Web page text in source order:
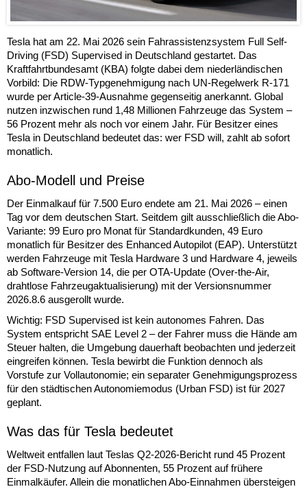
Tesla hat am 22. Mai 2026 sein Fahrassistenzsystem Full Self-
Driving (FSD) Supervised in Deutschland gestartet. Das
Kraftfahrtbundesamt (KBA) folgte dabei dem niederländischen
Vorbild: Die RDW-Typgenehmigung nach UN-Regelwerk R-171
wurde per Article-39-Ausnahme gegenseitig anerkannt. Global
nutzen inzwischen rund 1,48 Millionen Fahrzeuge das System –
56 Prozent mehr als noch vor einem Jahr. Für Besitzer eines
Tesla in Deutschland bedeutet das: wer FSD will, zahlt ab sofort
monatlich.
Abo-Modell und Preise
Der Einmalkauf für 7.500 Euro endete am 21. Mai 2026 – einen
Tag vor dem deutschen Start. Seitdem gilt ausschließlich die Abo-
Variante: 99 Euro pro Monat für Standardkunden, 49 Euro
monatlich für Besitzer des Enhanced Autopilot (EAP). Unterstützt
werden Fahrzeuge mit Tesla Hardware 3 und Hardware 4, jeweils
ab Software-Version 14, die per OTA-Update (Over-the-Air,
drahtlose Fahrzeugaktualisierung) mit der Versionsnummer
2026.8.6 ausgerollt wurde.
Wichtig: FSD Supervised ist kein autonomes Fahren. Das
System entspricht SAE Level 2 – der Fahrer muss die Hände am
Steuer halten, die Umgebung dauerhaft beobachten und jederzeit
eingreifen können. Tesla bewirbt die Funktion dennoch als
Vorstufe zur Vollautonomie; ein separater Genehmigungsprozess
für den städtischen Autonomiemodus (Urban FSD) ist für 2027
geplant.
Was das für Tesla bedeutet
Weltweit entfallen laut Teslas Q2-2026-Bericht rund 45 Prozent
der FSD-Nutzung auf Abonnenten, 55 Prozent auf frühere
Einmalkäufer. Allein die monatlichen Abo-Einnahmen übersteigen